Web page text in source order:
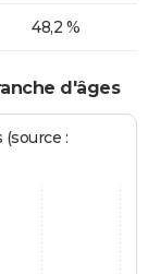
48,2 %
d'âges
: